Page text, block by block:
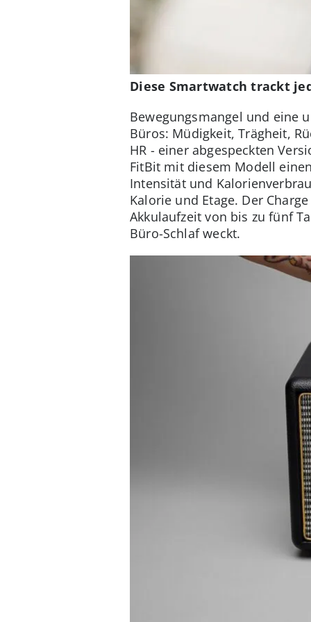
Diese Smartwatch trackt
Bewegungsmangel und eine
Büros: Müdigkeit, Trägheit,
HR - einer abgespeckten
FitBit mit diesem Modell
Intensität und
Kalorie und Etage. Der
Akkulaufzeit von bis zu fünf
Büro-Schlaf weckt.